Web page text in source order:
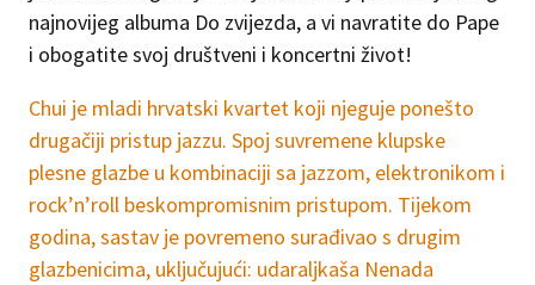
najnovijeg albuma Do zvijezda, a vi navratite do Pape
i obogatite svoj društveni i koncertni život!
Chui je mladi hrvatski kvartet koji njeguje ponešto
drugačiji pristup jazzu. Spoj suvremene klupske
plesne glazbe u kombinaciji sa jazzom, elektronikom i
rock’n’roll beskompromisnim pristupom. Tijekom
godina, sastav je povremeno surađivao s drugim
glazbenicima, uključujući: udaraljkaša Nenada